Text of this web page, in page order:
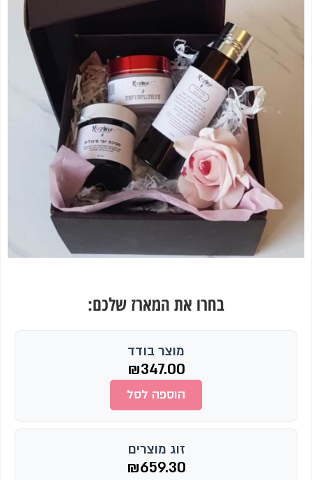
לקוחות
בחרו את המארז שלכם:
מוצר בודד
₪347.00
הוספה לסל
זוג מוצרים
₪659.30